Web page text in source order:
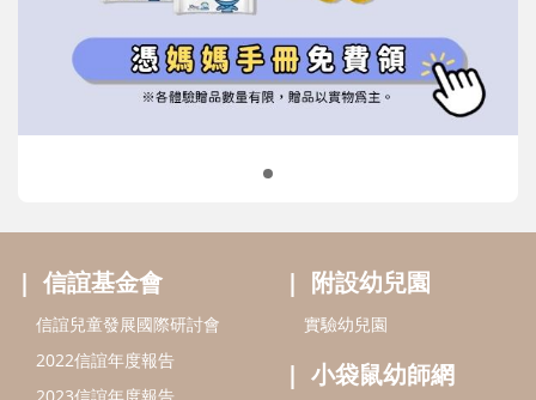
2022信誼年度報告
2023信誼年度報告
2024信誼年度報告
好孕袋
分齡育兒電子報
線上教養諮詢
小袋鼠幼師網